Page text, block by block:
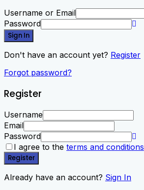
Username or Email
Password
Sign In
Don't have an account yet? Register
Forgot password?
Register
Username
Email
Password
I agree to the terms and conditions
Register
Already have an account? Sign In